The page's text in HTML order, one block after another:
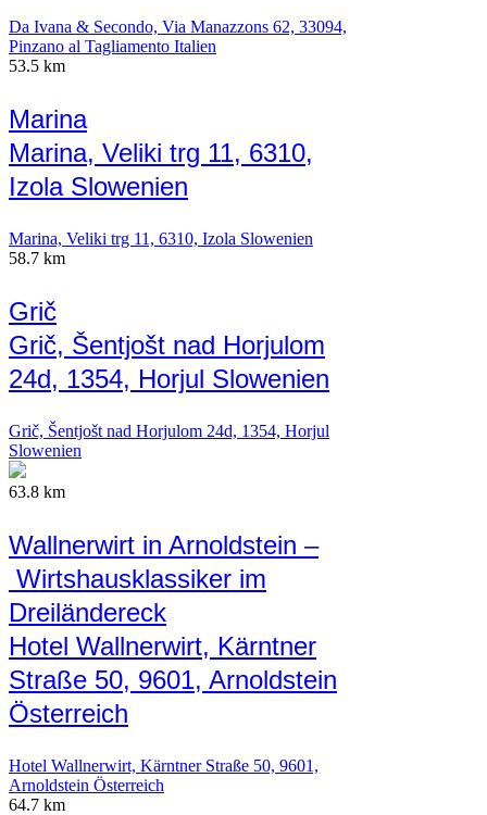
Da Ivana & Secondo, Via Manazzons 62, 33094,
Pinzano al Tagliamento Italien
53.5 km
Marina
Marina, Veliki trg 11, 6310,
Izola Slowenien
Marina, Veliki trg 11, 6310, Izola Slowenien
58.7 km
Grič
Grič, Šentjošt nad Horjulom
24d, 1354, Horjul Slowenien
Grič, Šentjošt nad Horjulom 24d, 1354, Horjul
Slowenien
63.8 km
Wallnerwirt in Arnoldstein –
Wirtshausklassiker im
Dreiländereck
Hotel Wallnerwirt, Kärntner
Straße 50, 9601, Arnoldstein
Österreich
Hotel Wallnerwirt, Kärntner Straße 50, 9601,
Arnoldstein Österreich
64.7 km